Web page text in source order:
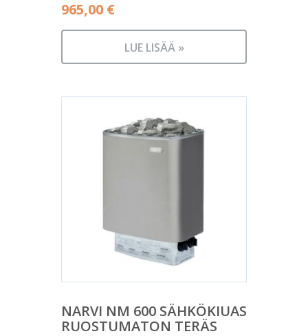
965,00 €
LUE LISÄÄ »
NARVI NM 600 SÄHKÖKIUAS
RUOSTUMATON TERÄS